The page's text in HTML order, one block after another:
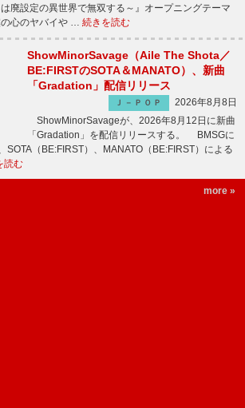
廃設定の異世界で無双する～』オープニングテーマ
心のヤバイや … 続きを読む
ShowMinorSavage（Aile The Shota／
BE:FIRSTのSOTA＆MANATO）、新曲
「Gradation」配信リリース
Ｊ－ＰＯＰ
2026年8月8日
ShowMinorSavageが、2026年8月12日に新曲
「Gradation」を配信リリースする。 BMSGに
SOTA（BE:FIRST）、MANATO（BE:FIRST）による
読む
more »